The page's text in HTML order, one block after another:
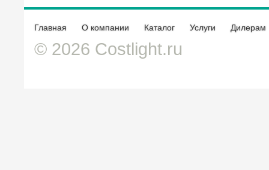
Главная О компании Каталог Услуги Дилерам
© 2026 Costlight.ru